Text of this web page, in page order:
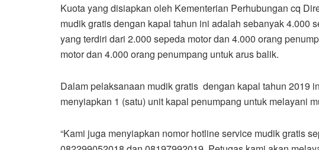
Kuota yang disiapkan oleh Kementerian Perhubungan cq
mudik gratis dengan kapal tahun ini adalah sebanyak 4.000
yang terdiri dari 2.000 sepeda motor dan 4.000 orang
motor dan 4.000 orang penumpang untuk arus balik.
Dalam pelaksanaan mudik gratis dengan kapal tahun 2019
menyiapkan 1 (satu) unit kapal penumpang untuk melayani
“Kami juga menyiapkan nomor hotline service mudik gratis